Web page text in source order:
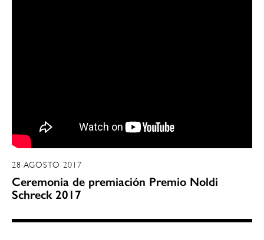
28 AGOSTO 2017
Ceremonia de premiación Premio Noldi
Schreck 2017